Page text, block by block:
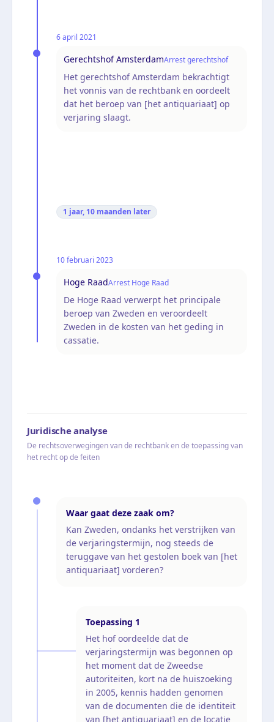
6 april 2021
Gerechtshof AmsterdamArrest gerechtshof
Het gerechtshof Amsterdam bekrachtigt
het vonnis van de rechtbank en oordeelt
dat het beroep van [het antiquariaat] op
verjaring slaagt.
1 jaar, 10 maanden later
10 februari 2023
Hoge RaadArrest Hoge Raad
De Hoge Raad verwerpt het principale
beroep van Zweden en veroordeelt
Zweden in de kosten van het geding in
cassatie.
Juridische analyse
De rechtsoverwegingen van de rechtbank en de toepassing van
het recht op de feiten
Waar gaat deze zaak om?
Kan Zweden, ondanks het verstrijken van
de verjaringstermijn, nog steeds de
teruggave van het gestolen boek van [het
antiquariaat] vorderen?
Toepassing 1
Het hof oordeelde dat de
verjaringstermijn was begonnen op
het moment dat de Zweedse
autoriteiten, kort na de huiszoeking
in 2005, kennis hadden genomen
van de documenten die de identiteit
van [het antiquariaat] en de locatie